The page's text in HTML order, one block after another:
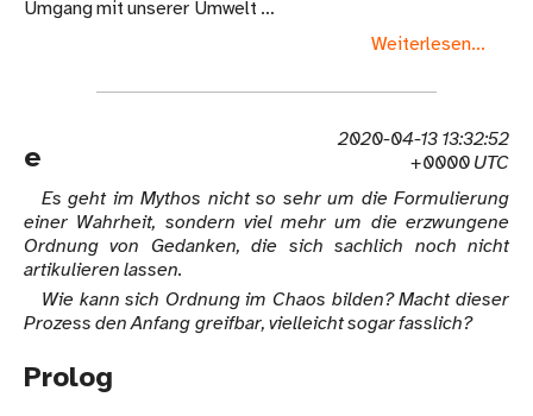
Umgang mit unserer Umwelt …
Weiterlesen...
e
2020-04-13 13:32:52
+0000 UTC
Es geht im Mythos nicht so sehr um die Formulierung
einer Wahrheit, sondern viel mehr um die erzwungene
Ordnung von Gedanken, die sich sachlich noch nicht
artikulieren lassen.
Wie kann sich Ordnung im Chaos bilden? Macht dieser
Prozess den Anfang greifbar, vielleicht sogar fasslich?
Prolog